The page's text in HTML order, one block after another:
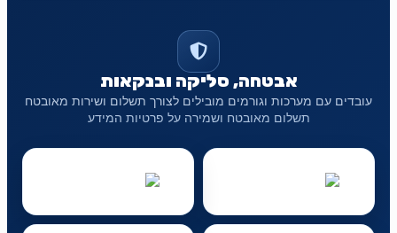
אבטחה, סליקה ובנקאות
עובדים עם מערכות וגורמים מובילים לצורך תשלום ושירות מאובטח
תשלום מאובטח ושמירה על פרטיות המידע